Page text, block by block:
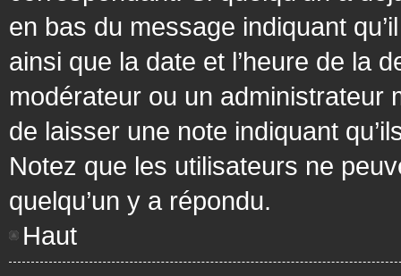
en bas du message indiquant
ainsi que la date et l’heure de la
modérateur ou un administrateur
de laisser une note indiquant
Notez que les utilisateurs ne
quelqu’un y a répondu.
Haut